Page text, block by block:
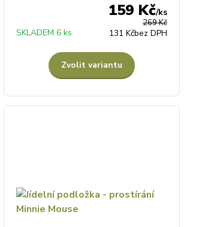
269 Kč
159 Kč/ks
131 Kčbez DPH
SKLADEM 6 ks
Zvolit variantu